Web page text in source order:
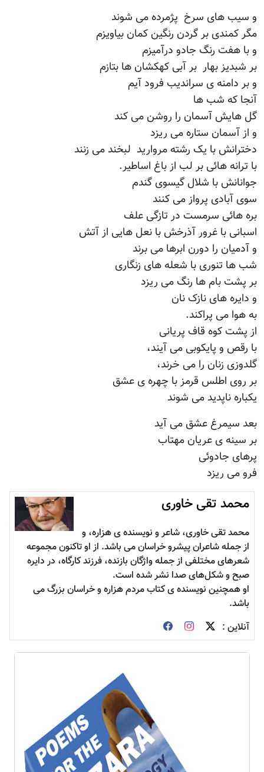
و سیب های سرخ پژمرده می شوند
مگر کمندی بر گردن رنگین کمان بیاویزم
و با هفت رنگ جادو درآمیزم
بر شبدیز بهار بر آبی کهکشان ها بتازم
و بر دامنه ی سراندیب فرود آیم
آنجا که شب ها
گل هایش آسمان را روشن می کند
و از آسمان ستاره می ریزد
دخترانش با یک رشته مروارید لبخند می زنند
با ترانه هائی بر لب از باغ اساطیر.
جوانانش با شلال گیسوی گندم
سوی آبادی پرواز می کنند
بره هائی سرمست در تازگی علف
اسبانی با غرور آذرخش با نعل هایی از آتش
و آدمیان را دورن ابرها می برند
شب ها تنوری با شعله های زنگاری
بر پشت بام ها رنگ می ریزد
و دایره های نازک نان
به هوا می پراکند.
از پشت کوه قاف پریانی
با رقص و پایکوبی می آیند،
گلدوزی زنان را می خرند،
بر روی اطلس قرمز با چهره ی عشق
یکباره ناپدید می شوند
بعد سیمرغ عشق می آید
بر سینه ی عریان مهتاب
پرهای جادوئی
فرو می ریزد
محمد تقی خاوری
محمد تقی خاوری، شاعر و نویسنده ی هزاره، و
از جمله شاعران پیشرو خراسان می باشد. از او تاکنون مجموعه
شعرهای مختلفی از جمله واژگان بازنده، فرزند كارگاه، در دايره
صبح و شكل‌های صدا نشر شده است.
او همچنین نویسنده ی کتاب مردم هزاره و خراسان بزرگ می
باشد.
آنلاین :